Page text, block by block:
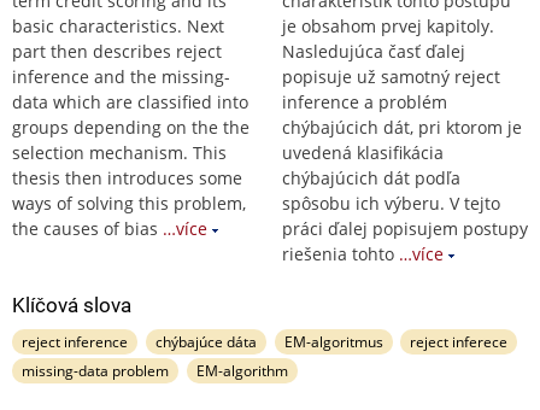
basic characteristics. Next
part then describes reject
inference and the missing-
data which are classified into
groups depending on the the
selection mechanism. This
thesis then introduces some
ways of solving this problem,
the causes of bias …více
je obsahom prvej kapitoly.
Nasledujúca časť ďalej
popisuje už samotný reject
inference a problém
chýbajúcich dát, pri ktorom je
uvedená klasifikácia
chýbajúcich dát podľa
spôsobu ich výberu. V tejto
práci ďalej popisujem postupy
riešenia tohto …více
Klíčová slova
reject inference chýbajúce dáta EM-algoritmus
reject inferece
missing-data problem
EM-algorithm